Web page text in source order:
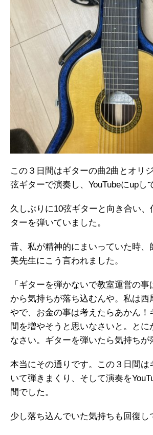
この３日間はギターの曲2曲とオリ
弦ギターで演奏し、YouTubeにupし
久しぶりに10弦ギターと向き合い、
ターを弾いていました。
昔、私が精神的にまいっていた時、
美先生にこう言われました。
「ギターを弾かないで教室運営の
から気持ちが落ち込むんや。私は西
やで、お金の事は考えたらあかん！
間を増やそうと思いなさいと。とに
なさい。ギターを弾いたら気持ちが
本当にその通りです。この３日間は
いて弾きまくり、そして演奏を
間でした。
少し落ち込んでいた気持ちも回復し